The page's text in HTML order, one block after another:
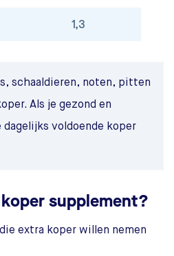
1,3
schaaldieren, noten, pitten
Als je gezond en
voldoende koper
supplement?
extra koper willen nemen